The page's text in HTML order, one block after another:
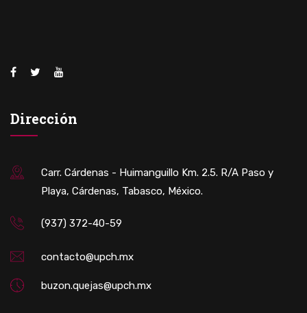
Dirección
Carr. Cárdenas - Huimanguillo Km. 2.5. R/A Paso y
Playa, Cárdenas, Tabasco, México.
(937) 372-40-59
contacto@upch.mx
buzon.quejas@upch.mx